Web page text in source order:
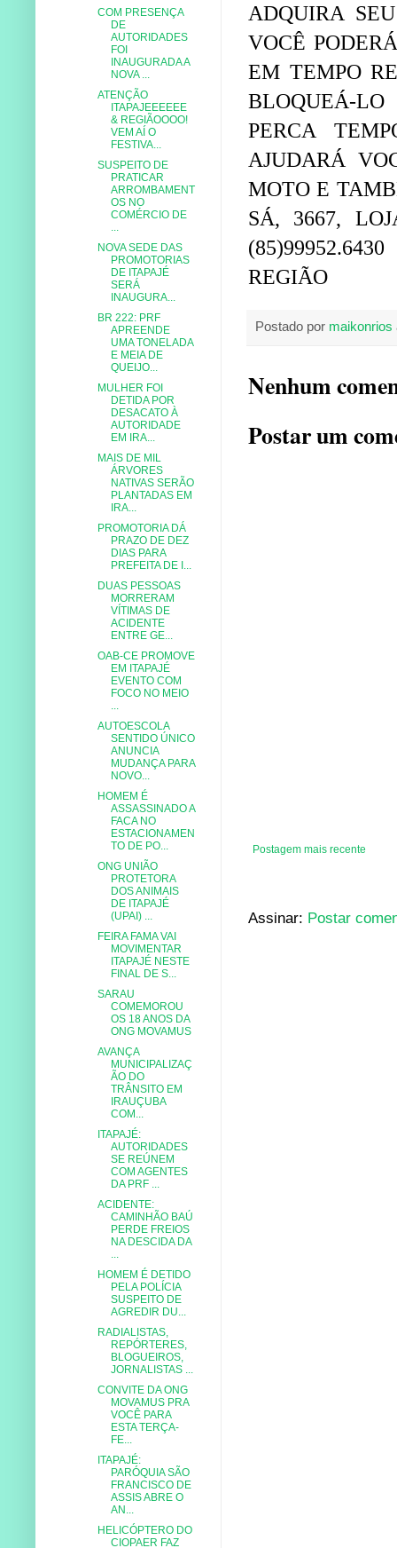
ADQUIRA
VOCÊ
EM TEMPO
BLOQUEÁ-
PERCA
AJUDARÁ
MOTO E
SÁ, 3667,
REGIÃO
Postado por maikonrios
Nenhum
Postar um
Postagem mais recente
Assinar: Postar
COM PRESENÇA
DE
AUTORIDADES
FOI
INAUGURADA A
NOVA ...
ATENÇÃO
ITAPAJEEEEEE
& REGIÃOOOO!
VEM AÍ O
FESTIVA...
SUSPEITO DE
PRATICAR
ARROMBAMENT
OS NO
COMÉRCIO DE
NOVA SEDE DAS
PROMOTORIAS
DE ITAPAJÉ
SERÁ
INAUGURA...
BR 222: PRF
APREENDE
UMA TONELADA
E MEIA DE
QUEIJO...
MULHER FOI
DETIDA POR
DESACATO À
AUTORIDADE
EM IRA...
MAIS DE MIL
ÁRVORES
NATIVAS SERÃO
PLANTADAS EM
IRA...
PROMOTORIA DÁ
PRAZO DE DEZ
DIAS PARA
PREFEITA DE I...
DUAS PESSOAS
MORRERAM
VÍTIMAS DE
ACIDENTE
ENTRE GE...
OAB-CE PROMOVE
EM ITAPAJÉ
EVENTO COM
FOCO NO MEIO
AUTOESCOLA
SENTIDO ÚNICO
ANUNCIA
MUDANÇA PARA
NOVO...
HOMEM É
ASSASSINADO A
FACA NO
ESTACIONAMEN
TO DE PO...
ONG UNIÃO
PROTETORA
DOS ANIMAIS
DE ITAPAJÉ
(UPAI) ...
FEIRA FAMA VAI
MOVIMENTAR
ITAPAJÉ NESTE
FINAL DE S...
SARAU
COMEMOROU
OS 18 ANOS DA
ONG MOVAMUS
AVANÇA
MUNICIPALIZAÇ
ÃO DO
TRÂNSITO EM
IRAUÇUBA
COM...
ITAPAJÉ:
AUTORIDADES
SE REÚNEM
COM AGENTES
DA PRF ...
ACIDENTE:
CAMINHÃO BAÚ
PERDE FREIOS
NA DESCIDA DA
HOMEM É DETIDO
PELA POLÍCIA
SUSPEITO DE
AGREDIR DU...
RADIALISTAS,
REPÓRTERES,
BLOGUEIROS,
JORNALISTAS ...
CONVITE DA ONG
MOVAMUS PRA
VOCÊ PARA
ESTA TERÇA-
FE...
ITAPAJÉ:
PARÓQUIA SÃO
FRANCISCO DE
ASSIS ABRE O
AN...
HELICÓPTERO DO
CIOPAER FAZ